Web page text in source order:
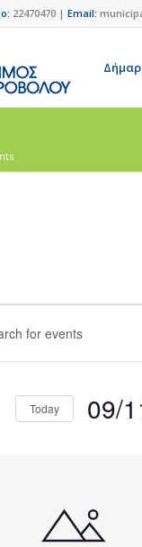
22470470 | Email:
Today 09/